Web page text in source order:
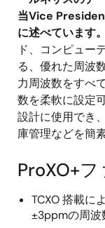
当Vice
に述べています。
ド、コンピュー
る、優れた周波
力周波数をすべ
数を柔軟に設定
設計に使用でき
庫管理などを簡
ProXO+
TCXO 搭載
±3ppmの周波